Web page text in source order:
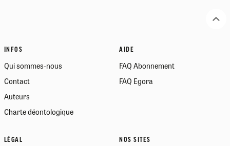
INFOS
Qui sommes-nous
Contact
Auteurs
Charte déontologique
AIDE
FAQ Abonnement
FAQ Egora
LÉGAL NOS SITES